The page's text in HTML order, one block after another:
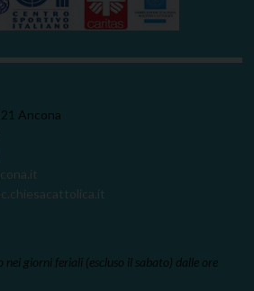
Ancona
giorni feriali (escluso il sabato) dalle ore